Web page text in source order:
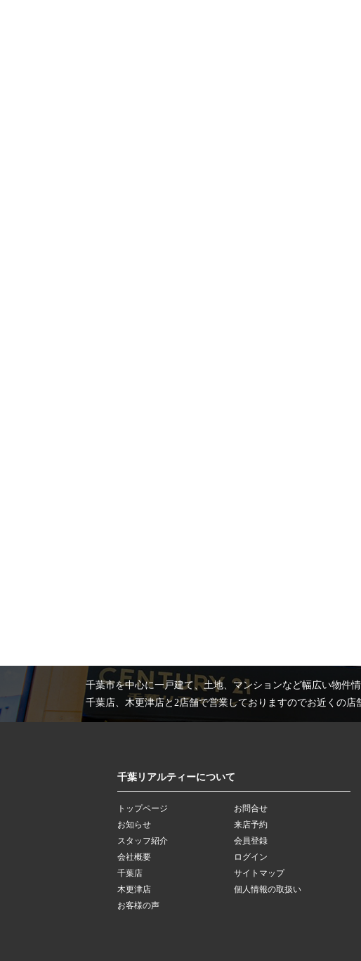
千葉市を中心に一戸建て、土地、マンションなど幅広い物件
千葉店、木更津店と2店舗で営業しておりますのでお近くの
千葉リアルティーについて
トップページ
お知らせ
スタッフ紹介
会社概要
千葉店
木更津店
お客様の声
お問合せ
来店予約
会員登録
ログイン
サイトマップ
個人情報の取扱い